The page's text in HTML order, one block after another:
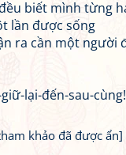
biết mình từng
lần được sống
ra cần một người
lại-đến-sau-cùng!
khảo đã được ẩn]